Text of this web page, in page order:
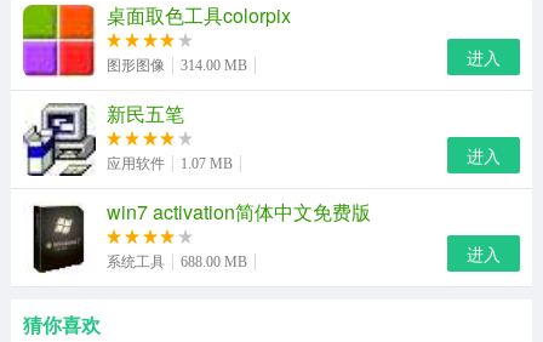
圣武枪魂：修正流光无影闪护石CD计算错误 （3836ae）
奶系：辟邪玉BUFF三攻、力智、一觉力智百分比词条修
正为加算 （f5f131）
修正暗杀者套装属性描述错误 （48f003）
奶系：希洛克装备系列加成调整为进图生效 （f5a86a）
圣武枪魂：修复选择无双突刺护石闪退的情况 （526eb4）
桌面取色工具colorpix
图形图像 314.00 MB 进入
新民五笔
应用软件 1.07 MB 进入
win7 activation简体中文免费版
系统工具 688.00 MB 进入
猜你喜欢